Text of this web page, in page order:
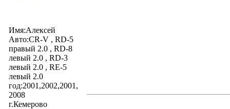
Имя:Алексей
Авто:СR-V , RD-5
правый 2.0 , RD-8
левый 2.0 , RD-3
левый 2.0 , RE-5
левый 2.0
год:2001,2002,2001,
2008
г.Кемерово